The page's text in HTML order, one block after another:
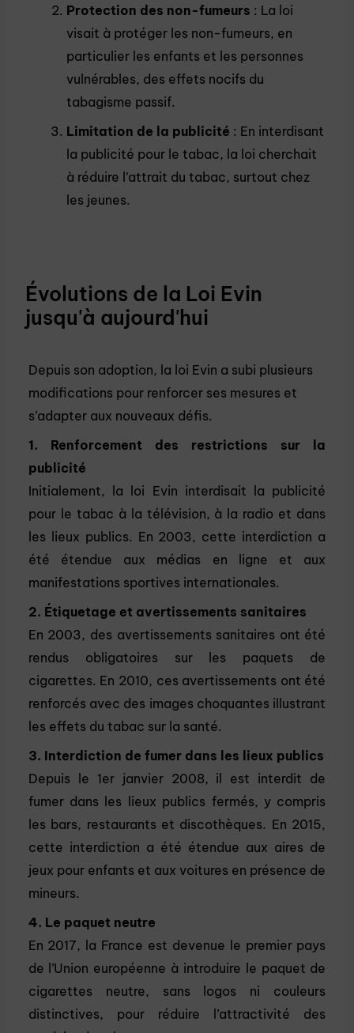
Protection des non-fumeurs : La loi
visait à protéger les non-fumeurs, en
particulier les enfants et les personnes
vulnérables, des effets nocifs du
tabagisme passif.
Limitation de la publicité : En interdisant
la publicité pour le tabac, la loi cherchait
à réduire l’attrait du tabac, surtout chez
les jeunes.
Évolutions de la Loi Evin
jusqu'à aujourd'hui
Depuis son adoption, la loi Evin a subi plusieurs
modifications pour renforcer ses mesures et
s’adapter aux nouveaux défis.
1. Renforcement des restrictions sur la
publicité
Initialement, la loi Evin interdisait la publicité
pour le tabac à la télévision, à la radio et dans
les lieux publics. En 2003, cette interdiction a
été étendue aux médias en ligne et aux
manifestations sportives internationales.
2. Étiquetage et avertissements sanitaires
En 2003, des avertissements sanitaires ont été
rendus obligatoires sur les paquets de
cigarettes. En 2010, ces avertissements ont été
renforcés avec des images choquantes illustrant
les effets du tabac sur la santé.
3. Interdiction de fumer dans les lieux publics
Depuis le 1er janvier 2008, il est interdit de
fumer dans les lieux publics fermés, y compris
les bars, restaurants et discothèques. En 2015,
cette interdiction a été étendue aux aires de
jeux pour enfants et aux voitures en présence de
mineurs.
4. Le paquet neutre
En 2017, la France est devenue le premier pays
de l’Union européenne à introduire le paquet de
cigarettes neutre, sans logos ni couleurs
distinctives, pour réduire l’attractivité des